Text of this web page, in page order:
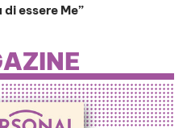
di essere Me”